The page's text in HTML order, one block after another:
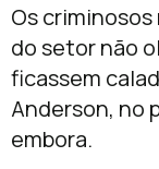
Os
do setor não
ficassem
Anderson, no
embora.